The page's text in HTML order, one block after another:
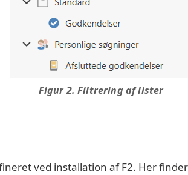
Figur 2. Filtrering af lister
ved installation af F2. Her